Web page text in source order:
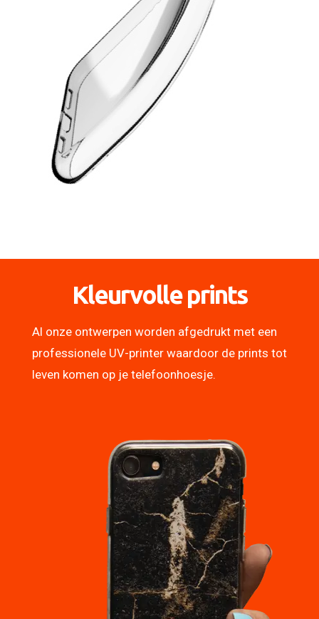
Kleurvolle prints
Al onze ontwerpen worden afgedrukt met een
professionele UV-printer waardoor de prints tot
leven komen op je telefoonhoesje.